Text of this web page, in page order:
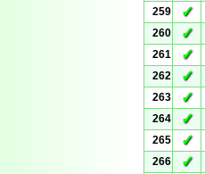
259
✓
260
✓
261
✓
262
✓
263
✓
264
✓
265
✓
266
✓